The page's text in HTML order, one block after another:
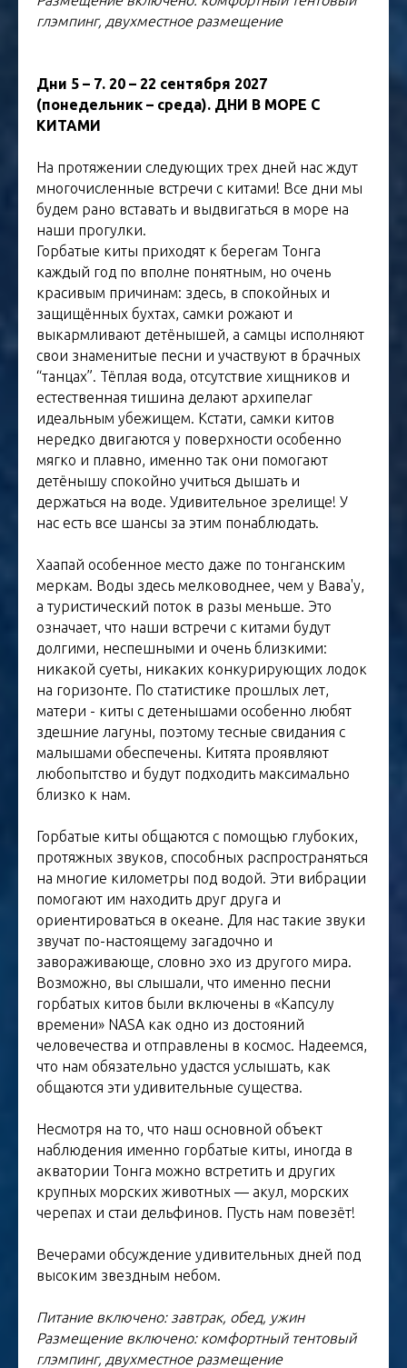
глэмпинг, двухместное размещение
Дни 5 – 7. 20 – 22 сентября 2027
(понедельник – среда). ДНИ В МОРЕ С
КИТАМИ
На протяжении следующих трех дней нас ждут
многочисленные встречи с китами! Все дни мы
будем рано вставать и выдвигаться в море на
наши прогулки.
Горбатые киты приходят к берегам Тонга
каждый год по вполне понятным, но очень
красивым причинам: здесь, в спокойных и
защищённых бухтах, самки рожают и
выкармливают детёнышей, а самцы исполняют
свои знаменитые песни и участвуют в брачных
“танцах”. Тёплая вода, отсутствие хищников и
естественная тишина делают архипелаг
идеальным убежищем. Кстати, самки китов
нередко двигаются у поверхности особенно
мягко и плавно, именно так они помогают
детёнышу спокойно учиться дышать и
держаться на воде. Удивительное зрелище! У
нас есть все шансы за этим понаблюдать.
Хаапай особенное место даже по тонганским
меркам. Воды здесь мелководнее, чем у Вава'у,
а туристический поток в разы меньше. Это
означает, что наши встречи с китами будут
долгими, неспешными и очень близкими:
никакой суеты, никаких конкурирующих лодок
на горизонте. По статистике прошлых лет,
матери - киты с детенышами особенно любят
здешние лагуны, поэтому тесные свидания с
малышами обеспечены. Китята проявляют
любопытство и будут подходить максимально
близко к нам.
Горбатые киты общаются с помощью глубоких,
протяжных звуков, способных распространяться
на многие километры под водой. Эти вибрации
помогают им находить друг друга и
ориентироваться в океане. Для нас такие звуки
звучат по-настоящему загадочно и
завораживающе, словно эхо из другого мира.
Возможно, вы слышали, что именно песни
горбатых китов были включены в «Капсулу
времени» NASA как одно из достояний
человечества и отправлены в космос. Надеемся,
что нам обязательно удастся услышать, как
общаются эти удивительные существа.
Несмотря на то, что наш основной объект
наблюдения именно горбатые киты, иногда в
акватории Тонга можно встретить и других
крупных морских животных — акул, морских
черепах и стаи дельфинов. Пусть нам повезёт!
Вечерами обсуждение удивительных дней под
высоким звездным небом.
Питание включено: завтрак, обед, ужин
Размещение включено: комфортный тентовый
глэмпинг, двухместное размещение